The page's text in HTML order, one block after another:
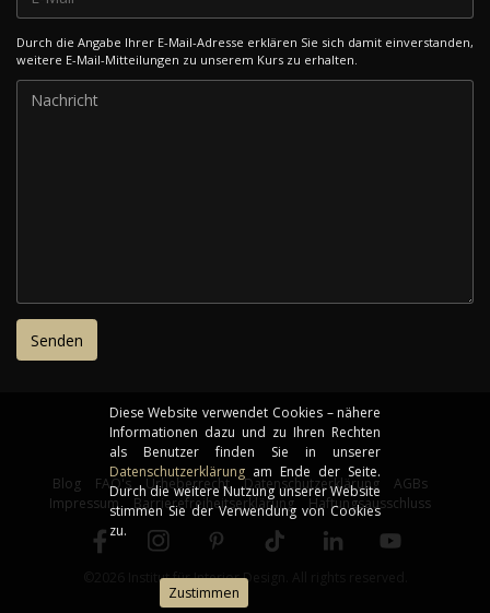
Durch die Angabe Ihrer E-Mail-Adresse erklären Sie sich damit einverstanden,
weitere E-Mail-Mitteilungen zu unserem Kurs zu erhalten.
Blog FAQ's Urheberrecht Datenschutzerklärung
AGBs
Impressum
Barrierefreiheitserklärung Haftungsausschluss
©2026 Institut für Interior Design. All rights reserved.
Diese Website verwendet Cookies – nähere
Informationen dazu und zu Ihren Rechten
als Benutzer finden Sie in unserer
Datenschutzerklärung am Ende der Seite.
Durch die weitere Nutzung unserer Website
stimmen Sie der Verwendung von Cookies
zu.